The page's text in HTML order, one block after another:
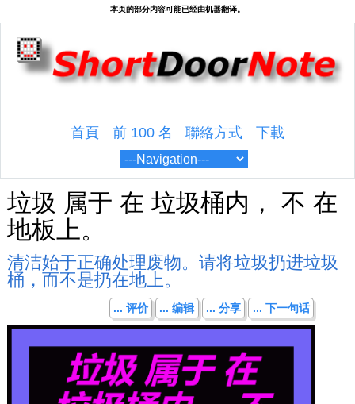
首頁 前 100 名 聯絡方式 下載
垃圾 属于 在 垃圾桶内， 不 在
地板上。
清洁始于正确处理废物。请将垃圾扔进垃圾
桶，而不是扔在地上。
... 评价 ... 编辑 ... 分享 ... 下一句话